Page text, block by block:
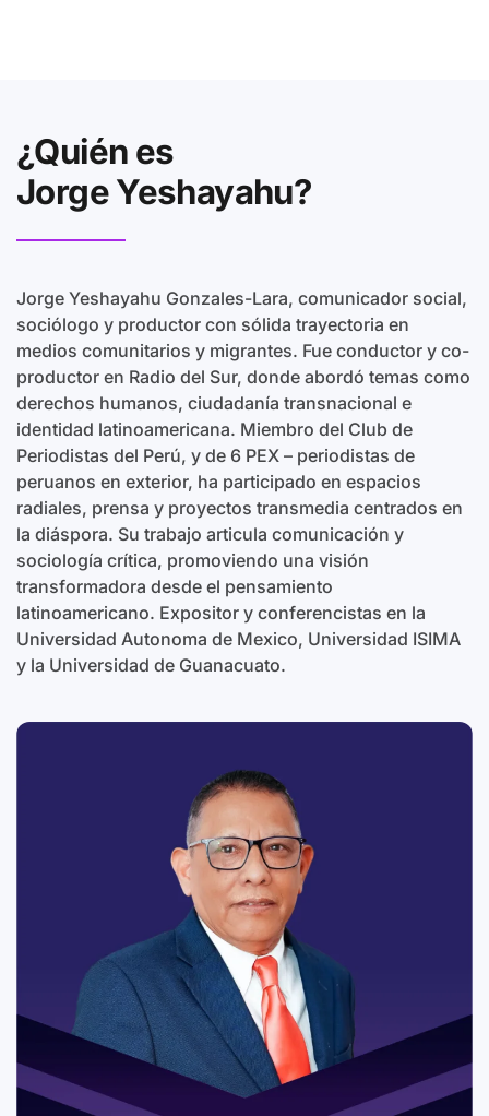
¿Quién es
Jorge Yeshayahu?
Jorge Yeshayahu Gonzales-Lara, comunicador social,
sociólogo y productor con sólida trayectoria en
medios comunitarios y migrantes. Fue conductor y co-
productor en Radio del Sur, donde abordó temas como
derechos humanos, ciudadanía transnacional e
identidad latinoamericana. Miembro del Club de
Periodistas del Perú, y de 6 PEX – periodistas de
peruanos en exterior, ha participado en espacios
radiales, prensa y proyectos transmedia centrados en
la diáspora. Su trabajo articula comunicación y
sociología crítica, promoviendo una visión
transformadora desde el pensamiento
latinoamericano. Expositor y conferencistas en la
Universidad Autonoma de Mexico, Universidad ISIMA
y la Universidad de Guanacuato.